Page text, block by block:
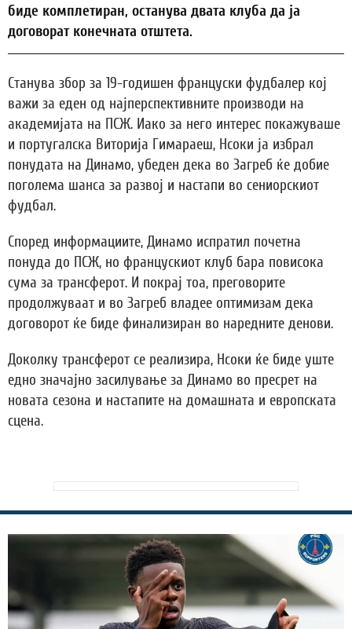
биде комплетиран, останува двата клуба да ја
договорат конечната отштета.
Станува збор за 19-годишен француски фудбалер кој
важи за еден од најперспективните производи на
академијата на ПСЖ. Иако за него интерес покажуваше
и португалска Виторија Гимараеш, Нсоки ја избрал
понудата на Динамо, убеден дека во Загреб ќе добие
поголема шанса за развој и настапи во сениорскиот
фудбал.
Според информациите, Динамо испратил почетна
понуда до ПСЖ, но францускиот клуб бара повисока
сума за трансферот. И покрај тоа, преговорите
продолжуваат и во Загреб владее оптимизам дека
договорот ќе биде финализиран во наредните денови.
Доколку трансферот се реализира, Нсоки ќе биде уште
едно значајно засилување за Динамо во пресрет на
новата сезона и настапите на домашната и европската
сцена.